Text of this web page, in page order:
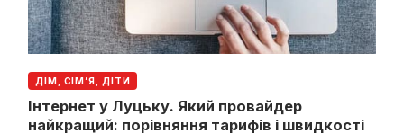
ДІМ, СІМ’Я, ДІТИ
Інтернет у Луцьку. Який провайдер
найкращий: порівняння тарифів і швидкості